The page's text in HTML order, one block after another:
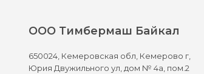
ООО Тимбермаш Байкал
650024, Кемеровская обл, Кемерово г,
Юрия Двужильного ул, дом № 4а, пом.2